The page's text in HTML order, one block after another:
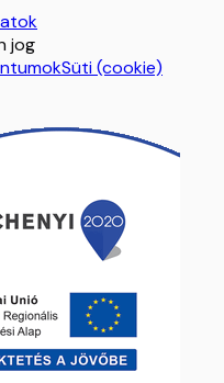
jog
Süti (cookie)